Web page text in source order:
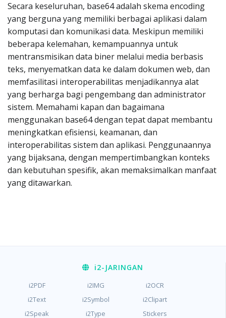
Secara keseluruhan, base64 adalah skema encoding
yang berguna yang memiliki berbagai aplikasi dalam
komputasi dan komunikasi data. Meskipun memiliki
beberapa kelemahan, kemampuannya untuk
mentransmisikan data biner melalui media berbasis
teks, menyematkan data ke dalam dokumen web, dan
memfasilitasi interoperabilitas menjadikannya alat
yang berharga bagi pengembang dan administrator
sistem. Memahami kapan dan bagaimana
menggunakan base64 dengan tepat dapat membantu
meningkatkan efisiensi, keamanan, dan
interoperabilitas sistem dan aplikasi. Penggunaannya
yang bijaksana, dengan mempertimbangkan konteks
dan kebutuhan spesifik, akan memaksimalkan manfaat
yang ditawarkan.
i2-JARINGAN
i2PDF i2IMG
i2OCR
i2Text
i2Symbol
i2Clipart
i2Speak
i2Type Stickers